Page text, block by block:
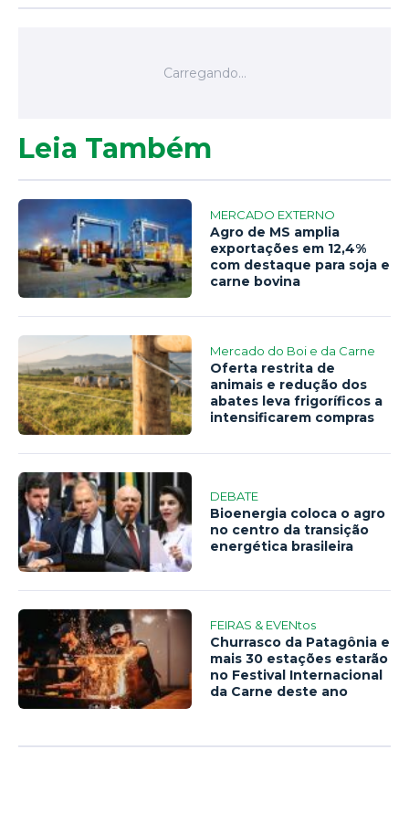
Leia Também
MERCADO EXTERNO
Agro de MS amplia
exportações em 12,4%
com destaque para soja e
carne bovina
Mercado do Boi e da Carne
Oferta restrita de
animais e redução dos
abates leva frigoríficos a
intensificarem compras
DEBATE
Bioenergia coloca o agro
no centro da transição
energética brasileira
FEIRAS & EVENtos
Churrasco da Patagônia e
mais 30 estações estarão
no Festival Internacional
da Carne deste ano